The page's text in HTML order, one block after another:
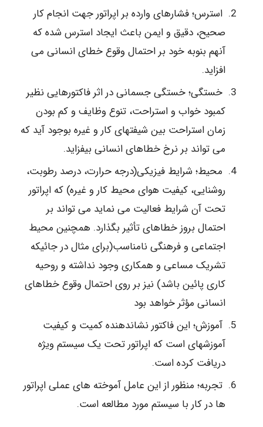
استرس؛ فشارهای وارده بر اپراتور جهت انجام کار
صحیح، دقیق و ایمن باعث ایجاد استرس شده که
آنهم بنوبه خود بر احتمال وقوع خطای انسانی می
افزاید.
خستگی؛ خستگی جسمانی در اثر فاکتورهایی نظیر
کمبود خواب و استراحت، تنوع وظایف و کم بودن
زمان استراحت بین شیفتهای کار و غیره بوجود آید که
می تواند بر نرخ خطاهای انسانی بیفزاید.
محیط؛ شرایط فیزیکی(درجه حرارت، درصد رطوبت،
روشنایی، کیفیت هوای محیط کار و غیره) که اپراتور
تحت آن شرایط فعالیت می نماید می تواند بر
احتمال بروز خطاهای تأثیر بگذارد. همچنین محیط
اجتماعی و فرهنگی نامناسب(برای مثال در جائیکه
تشریک مساعی و همکاری وجود نداشته و روحیه
کاری پائین باشد) نیز بر روی احتمال وقوع خطاهای
انسانی مؤثر خواهد بود
آموزش؛ این فاکتور نشاندهنده کمیت و کیفیت
آموزشهای است که اپراتور تحت یک سیستم ویژه
دریافت کرده است.
تجربه؛ منظور از این عامل آموخته های عملی اپراتور
ها در کار با سیستم مورد مطالعه است.